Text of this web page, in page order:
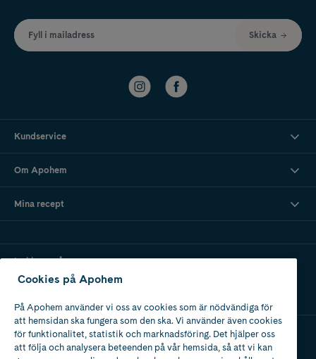
Fyll i mailadress Skicka
Kundservice
Om Apohem
Mina recept
Ladda ner vår app
Apotek med tillstånd
Cookies på Apohem
På Apohem använder vi oss av cookies som är nödvändiga för
att hemsidan ska fungera som den ska. Vi använder även cookies
för funktionalitet, statistik och marknadsföring. Det hjälper oss
att följa och analysera beteenden på vår hemsida, så att vi kan